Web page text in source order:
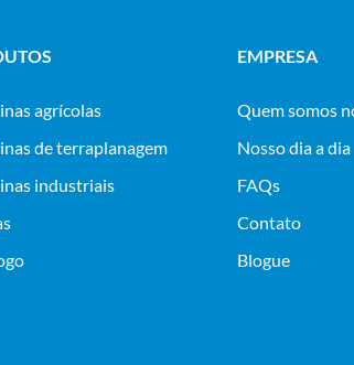
agrícolas
de terraplanagem
industriais
EMPRESA
Quem somos
Nosso dia a dia
FAQs
Contato
Blogue